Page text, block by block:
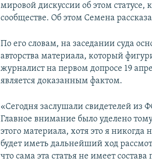
мировой дискуссии об этом статусе,
сообществе. Об этом Семена
По его словам, на заседании суда
авторства материала, который
журналист на первом допросе 19
является доказанным фактом.
«Сегодня заслушали свидетелей из
Главное внимание было уделено
этого материала, хотя это я
будет иметь дальнейший ход
что сама эта статья не имеет